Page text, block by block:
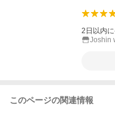
2日以内に
Joshin
このページの関連情報